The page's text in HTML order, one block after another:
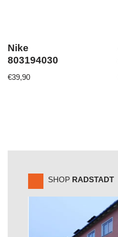
Nike
803194030
€39,90
SHOP RADSTADT